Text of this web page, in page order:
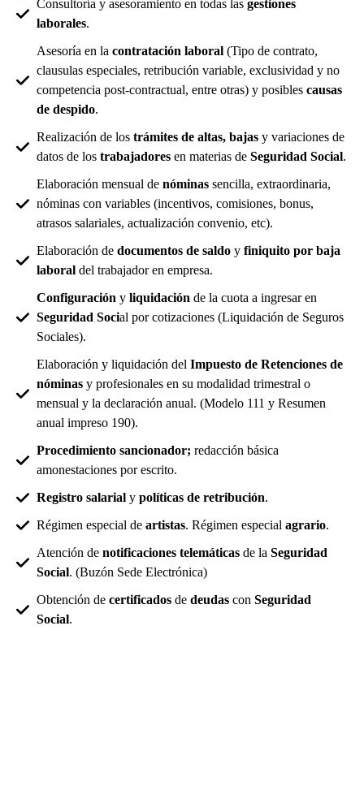
Consultoría y asesoramiento en todas las gestiones
laborales.
Asesoría en la contratación laboral (Tipo de contrato,
clausulas especiales, retribución variable, exclusividad y no
competencia post-contractual, entre otras) y posibles causas
de despido.
Realización de los trámites de altas, bajas y variaciones de
datos de los trabajadores en materias de Seguridad Social.
Elaboración mensual de nóminas sencilla, extraordinaria,
nóminas con variables (incentivos, comisiones, bonus,
atrasos salariales, actualización convenio, etc).
Elaboración de documentos de saldo y finiquito por baja
laboral del trabajador en empresa.
Configuración y liquidación de la cuota a ingresar en
Seguridad Social por cotizaciones (Liquidación de Seguros
Sociales).
Elaboración y liquidación del Impuesto de Retenciones de
nóminas y profesionales en su modalidad trimestral o
mensual y la declaración anual. (Modelo 111 y Resumen
anual impreso 190).
Procedimiento sancionador; redacción básica
amonestaciones por escrito.
Registro salarial y políticas de retribución.
Régimen especial de artistas. Régimen especial agrario.
Atención de notificaciones telemáticas de la Seguridad
Social. (Buzón Sede Electrónica)
Obtención de certificados de deudas con Seguridad
Social.